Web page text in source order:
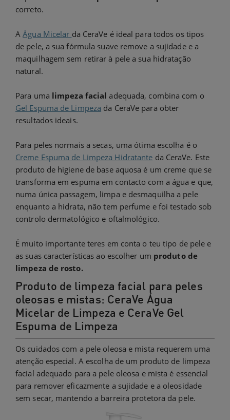
correto.
AÁgua Micelar da CeraVe é ideal para todos os tipos
de pele, a sua fórmula suave remove a sujidade e a
maquilhagem sem retirar à pele a sua hidratação
natural.
Para uma limpeza facialadequada, combina com o
Gel Espuma de Limpeza da CeraVe para obter
resultados ideais.
Para peles normais a secas, uma ótima escolha é o
Creme Espuma de Limpeza Hidratante da CeraVe. Este
produto de higiene de base aquosa é um creme que se
transforma em espuma em contacto com a água e que,
numa única passagem, limpa e desmaquilha a pele
enquanto a hidrata, não tem perfume e foi testado sob
controlo dermatológico e oftalmológico.
É muito importante teres em conta o teu tipo de pele e
as suas características ao escolher um produto de
limpeza de rosto.
Produto de limpeza facial para peles
oleosas e mistas: CeraVe Água
Micelar de Limpeza e CeraVe Gel
Espuma de Limpeza
Os cuidados com a pele oleosa e mista requerem uma
atenção especial. A escolha de um produto de limpeza
facial adequado para a pele oleosa e mista é essencial
para remover eficazmente a sujidade e a oleosidade
sem secar, mantendo a barreira protetora da pele.